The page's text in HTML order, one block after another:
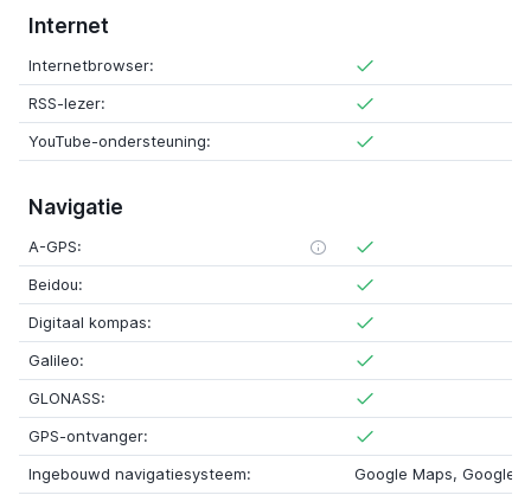
Internet
Internetbrowser:
RSS-lezer:
YouTube-ondersteuning:
Navigatie
A-GPS:
Beidou:
Digitaal kompas:
Galileo:
GLONASS:
GPS-ontvanger:
Ingebouwd navigatiesysteem:
Google Maps, Google